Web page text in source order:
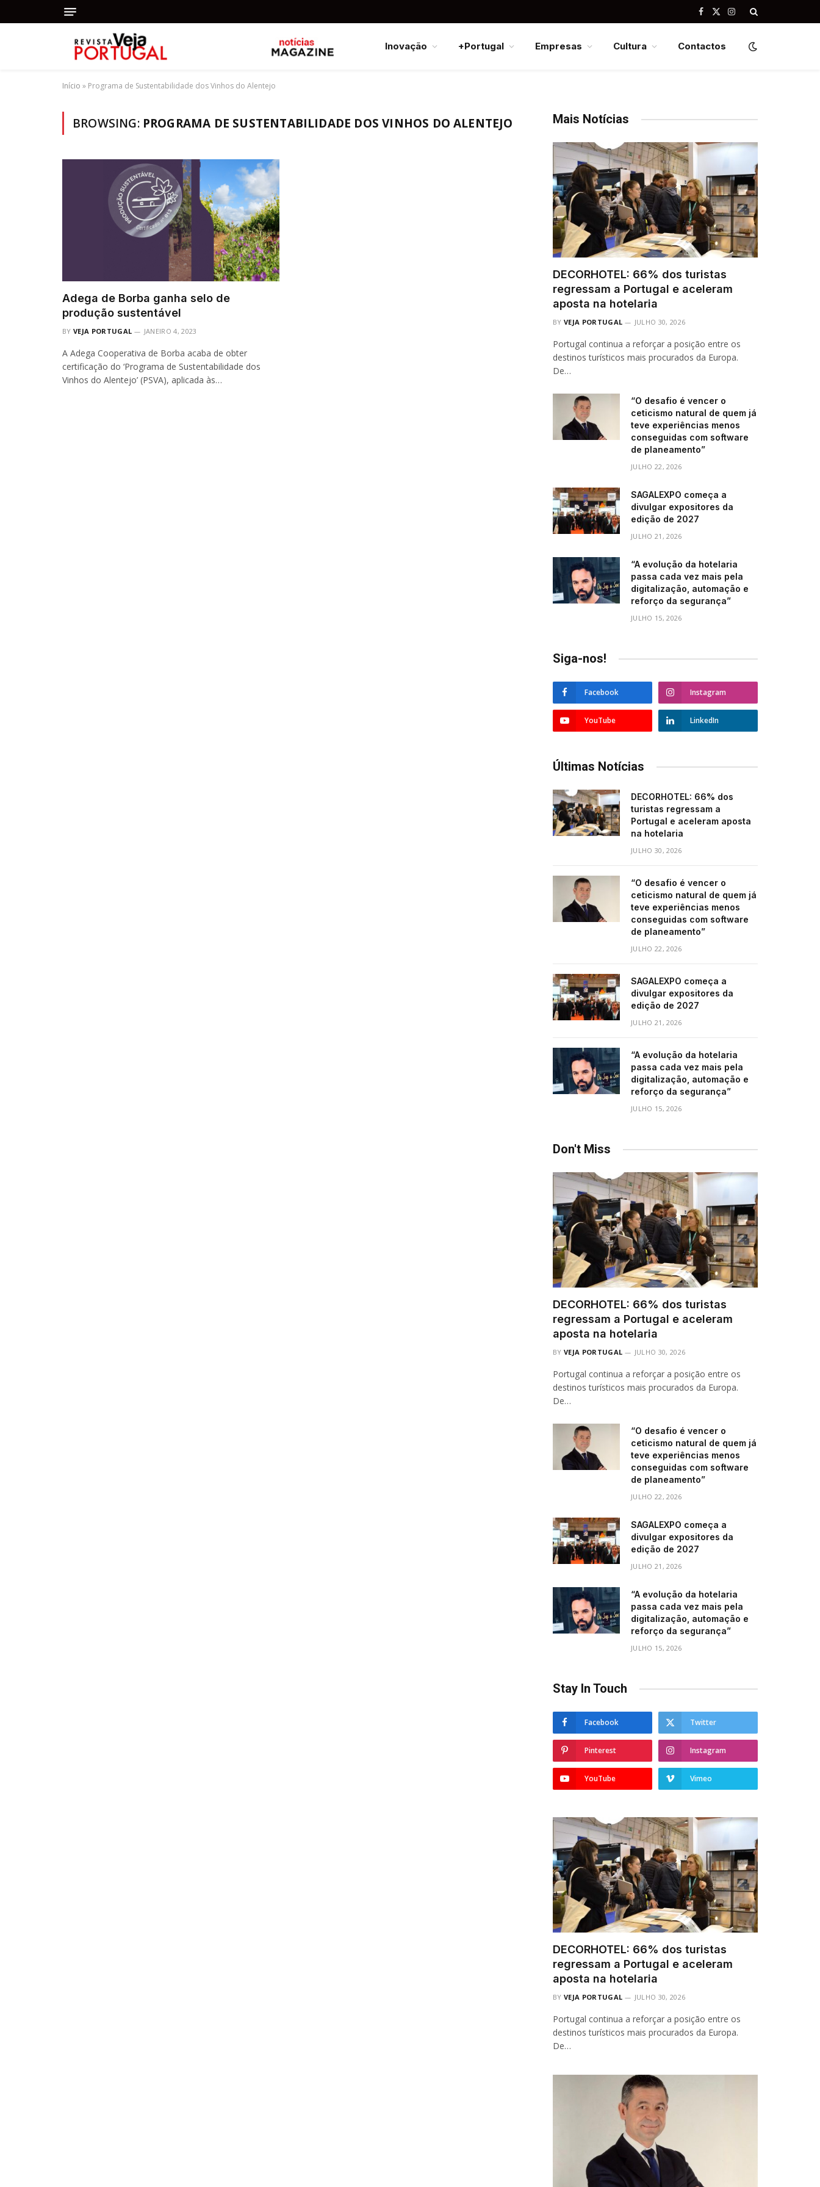
Facebook
X
Instagram
Inovação +Portugal Empresas Cultura Contactos
Início » Programa de Sustentabilidade dos Vinhos do Alentejo
BROWSING: PROGRAMA DE SUSTENTABILIDADE DOS VINHOS DO ALENTEJO
Adega de Borba ganha selo de
produção sustentável
BY VEJA PORTUGAL JANEIRO 4, 2023
A Adega Cooperativa de Borba acaba de obter
certificação do ‘Programa de Sustentabilidade dos
Vinhos do Alentejo’ (PSVA), aplicada às…
Mais Notícias
DECORHOTEL: 66% dos turistas
regressam a Portugal e aceleram
aposta na hotelaria
BY VEJA PORTUGAL JULHO 30, 2026
Portugal continua a reforçar a posição entre os
destinos turísticos mais procurados da Europa.
De…
“O desafio é vencer o
ceticismo natural de quem já
teve experiências menos
conseguidas com software
de planeamento”
JULHO 22, 2026
SAGALEXPO começa a
divulgar expositores da
edição de 2027
JULHO 21, 2026
“A evolução da hotelaria
passa cada vez mais pela
digitalização, automação e
reforço da segurança”
JULHO 15, 2026
Siga-nos!
Facebook Instagram
YouTube LinkedIn
Últimas Notícias
DECORHOTEL: 66% dos
turistas regressam a
Portugal e aceleram aposta
na hotelaria
JULHO 30, 2026
“O desafio é vencer o
ceticismo natural de quem já
teve experiências menos
conseguidas com software
de planeamento”
JULHO 22, 2026
SAGALEXPO começa a
divulgar expositores da
edição de 2027
JULHO 21, 2026
“A evolução da hotelaria
passa cada vez mais pela
digitalização, automação e
reforço da segurança”
JULHO 15, 2026
Don't Miss
DECORHOTEL: 66% dos turistas
regressam a Portugal e aceleram
aposta na hotelaria
BY VEJA PORTUGAL JULHO 30, 2026
Portugal continua a reforçar a posição entre os
destinos turísticos mais procurados da Europa.
De…
“O desafio é vencer o
ceticismo natural de quem já
teve experiências menos
conseguidas com software
de planeamento”
JULHO 22, 2026
SAGALEXPO começa a
divulgar expositores da
edição de 2027
JULHO 21, 2026
“A evolução da hotelaria
passa cada vez mais pela
digitalização, automação e
reforço da segurança”
JULHO 15, 2026
Stay In Touch
Facebook Twitter
Pinterest Instagram
YouTube Vimeo
DECORHOTEL: 66% dos turistas
regressam a Portugal e aceleram
aposta na hotelaria
BY VEJA PORTUGAL JULHO 30, 2026
Portugal continua a reforçar a posição entre os
destinos turísticos mais procurados da Europa.
De…